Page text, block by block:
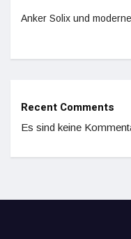
Anker Solix und
Recent Comments
Es sind keine